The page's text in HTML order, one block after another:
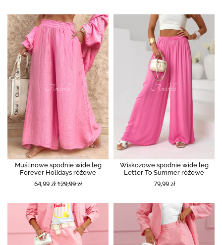
Muślinowe spodnie wide leg
Forever Holidays różowe
64,99 zł129,99 zł
Wiskozowe spodnie wide leg
Letter To Summer różowe
79,99 zł